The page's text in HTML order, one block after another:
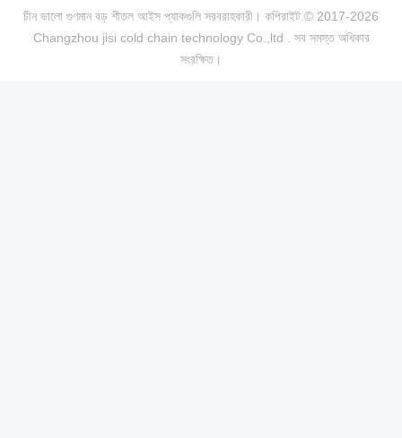
চীন ভালো গুণমান বড় শীতল আইস প্যাকগুলি সরবরাহকারী। কপিরাইট © 2017-2026
Changzhou jisi cold chain technology Co.,ltd . সব সমস্ত অধিকার
সংরক্ষিত।